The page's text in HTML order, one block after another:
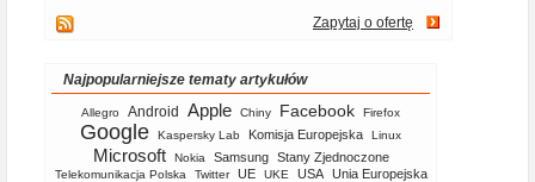
Zapytaj o ofertę
Najpopularniejsze tematy artykułów
Allegro Android Apple Chiny Facebook Firefox
Google Kaspersky Lab Komisja Europejska Linux
Microsoft Nokia Samsung Stany Zjednoczone
Telekomunikacja Polska Twitter UE UKE USA Unia Europejska